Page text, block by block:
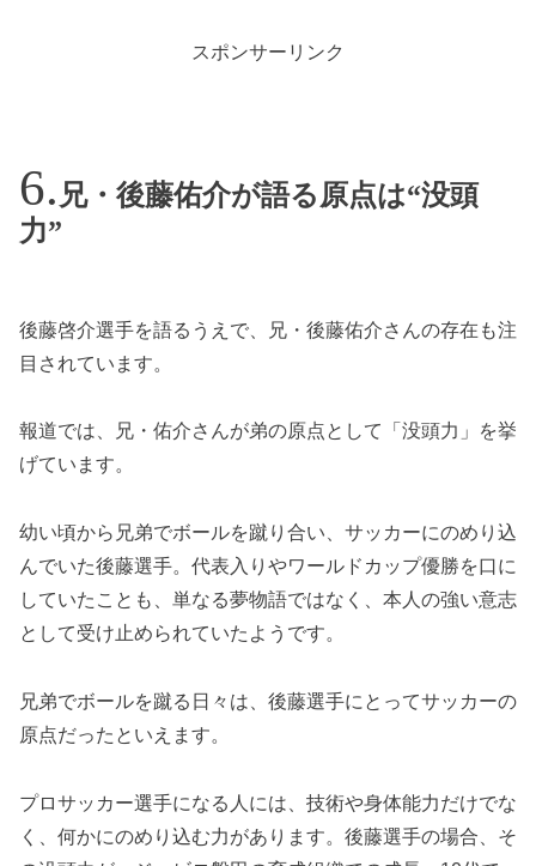
スポンサーリンク
兄・後藤佑介が語る原点は“没頭
力”
後藤啓介選手を語るうえで、兄・後藤佑介さんの存在も注
目されています。
報道では、兄・佑介さんが弟の原点として「没頭力」を挙
げています。
幼い頃から兄弟でボールを蹴り合い、サッカーにのめり込
んでいた後藤選手。代表入りやワールドカップ優勝を口に
していたことも、単なる夢物語ではなく、本人の強い意志
として受け止められていたようです。
兄弟でボールを蹴る日々は、後藤選手にとってサッカーの
原点だったといえます。
プロサッカー選手になる人には、技術や身体能力だけでな
く、何かにのめり込む力があります。後藤選手の場合、そ